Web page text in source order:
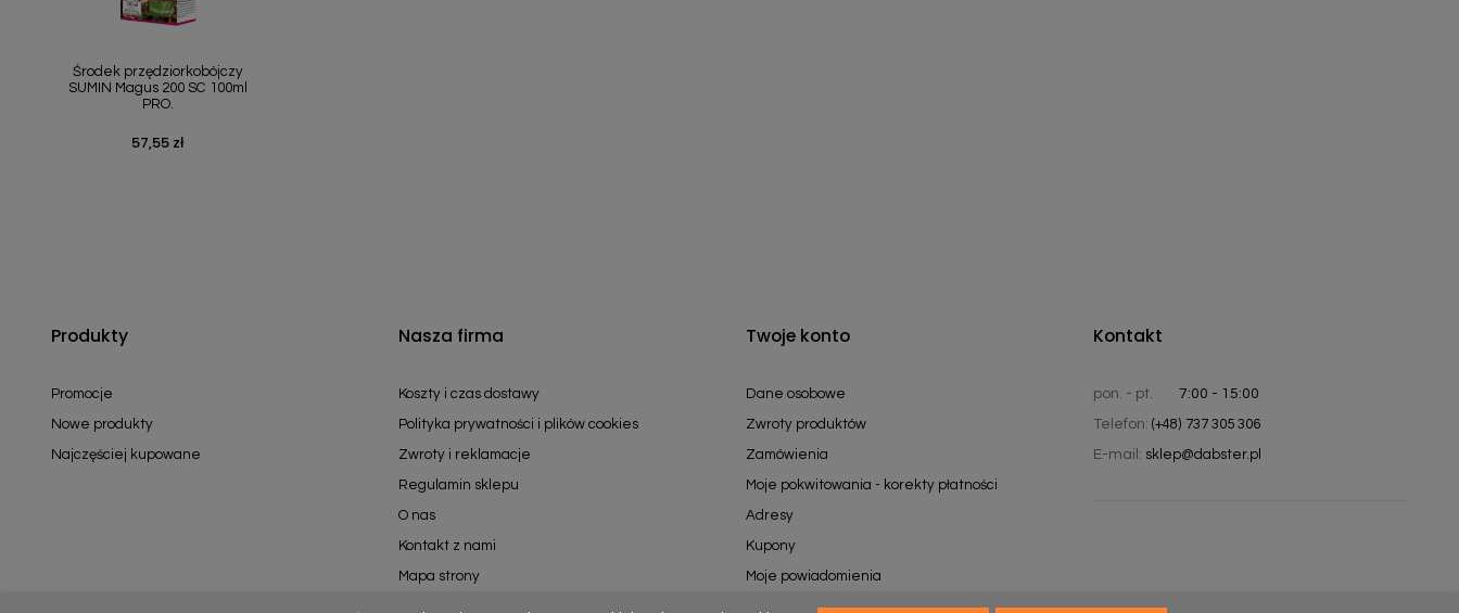
Środek przędziorkobójczy
SUMIN Magus 200 SC 100ml
PRO.
Cena
57,55 zł
Produkty
Promocje
Nowe produkty
Najczęściej kupowane
Nasza firma
Koszty i czas dostawy
Polityka prywatności i plików cookies
Zwroty i reklamacje
Regulamin sklepu
O nas
Kontakt z nami
Mapa strony
Twoje konto
Dane osobowe
Zwroty produktów
Zamówienia
Moje pokwitowania - korekty płatności
Adresy
Kupony
Moje powiadomienia
Kontakt
pon. - pt.
7:00 - 15:00
Telefon: (+48) 737 305 306
E-mail: sklep@dabster.pl